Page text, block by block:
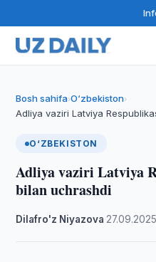
Bosh sahifa›O‘zbekiston›
Adliya vaziri Latviya
O‘ZBEKISTON
Adliya vaziri Latviya
bilan uchrashdi
Dilafro'z Niyazova 27.09.2025